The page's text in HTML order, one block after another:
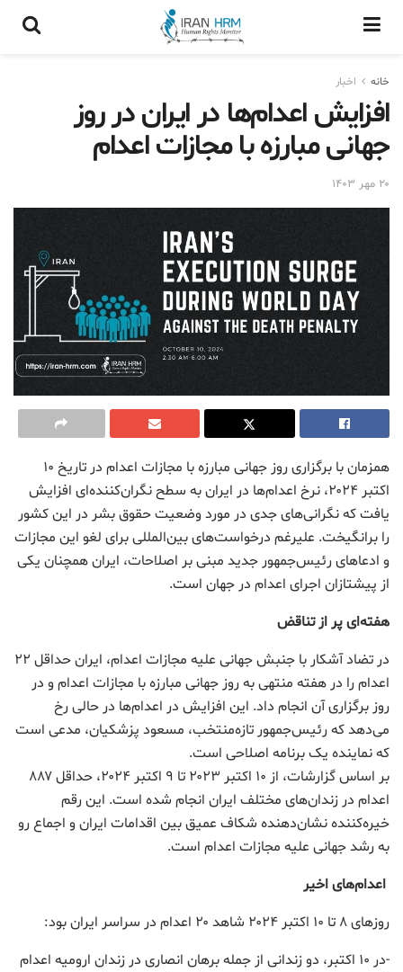
خانه اخبار
افزایش اعدام‌ها در ایران در روز
جهانی مبارزه با مجازات اعدام
۲۰ مهر ۱۴۰۳
همزمان با برگزاری روز جهانی مبارزه با مجازات اعدام در تاریخ ۱۰
اکتبر ۲۰۲۴، نرخ اعدام‌ها در ایران به سطح نگران‌کننده‌ای افزایش
یافت که نگرانی‌های جدی در مورد وضعیت حقوق بشر در این کشور
را برانگیخت. علیرغم درخواست‌های بین‌المللی برای لغو این مجازات
و ادعاهای رئیس‌جمهور جدید مبنی بر اصلاحات، ایران همچنان یکی
از پیشتازان اجرای اعدام در جهان است.
هفته‌ای پر از تناقض
در تضاد آشکار با جنبش جهانی علیه مجازات اعدام، ایران حداقل ۲۲
اعدام را در هفته منتهی به روز جهانی مبارزه با مجازات اعدام و در
روز برگزاری آن انجام داد. این افزایش در اعدام‌ها در حالی رخ
می‌دهد که رئیس‌جمهور تازه‌منتخب، مسعود پزشکیان، مدعی است
که نماینده یک برنامه اصلاحی است.
بر اساس گزارشات، از ۱۰ اکتبر ۲۰۲۳ تا ۹ اکتبر ۲۰۲۴، حداقل ۸۸۷
اعدام در زندان‌های مختلف ایران انجام شده است. این رقم
خیره‌کننده نشان‌دهنده شکاف عمیق بین اقدامات ایران و اجماع رو
به رشد جهانی علیه مجازات اعدام است.
اعدام‌های اخیر
روزهای ۸ تا ۱۰ اکتبر ۲۰۲۴ شاهد ۲۰ اعدام در سراسر ایران بود:
-در ۱۰ اکتبر، دو زندانی از جمله برهان انصاری در زندان ارومیه اعدام